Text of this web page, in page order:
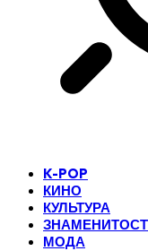
K-POP
КИНО
КУЛЬТУРА
МОДА